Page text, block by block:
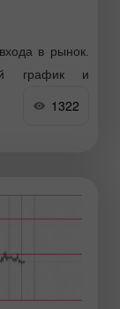
в рынок.
график и
В своем
1322